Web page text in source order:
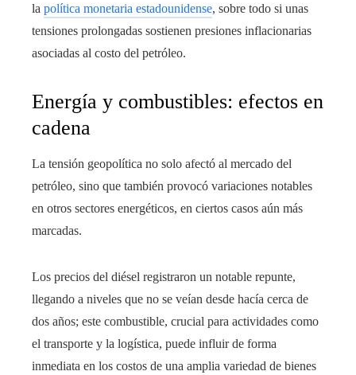
la política monetaria estadounidense, sobre todo si unas
tensiones prolongadas sostienen presiones inflacionarias
asociadas al costo del petróleo.
Energía y combustibles: efectos en
cadena
La tensión geopolítica no solo afectó al mercado del
petróleo, sino que también provocó variaciones notables
en otros sectores energéticos, en ciertos casos aún más
marcadas.
Los precios del diésel registraron un notable repunte,
llegando a niveles que no se veían desde hacía cerca de
dos años; este combustible, crucial para actividades como
el transporte y la logística, puede influir de forma
inmediata en los costos de una amplia variedad de bienes